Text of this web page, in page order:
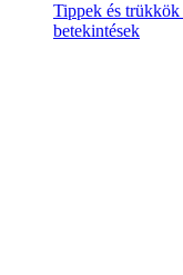
Tippek és trükkök
betekintések